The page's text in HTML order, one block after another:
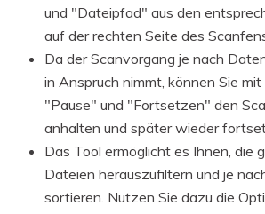
und "Dateipfad" aus den
auf der rechten Seite des
Da der Scanvorgang je nach
in Anspruch nimmt, können Sie
"Pause" und "Fortsetzen" den
anhalten und später wieder
Das Tool ermöglicht es Ihnen, die
Dateien herauszufiltern und je
sortieren. Nutzen Sie dazu die